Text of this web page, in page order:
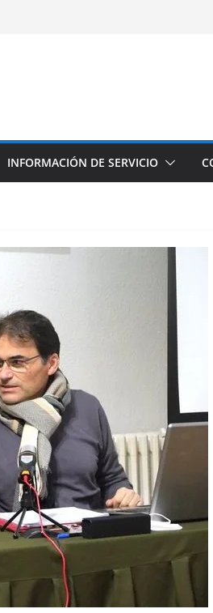
INFORMACIÓN DE SERVICIO